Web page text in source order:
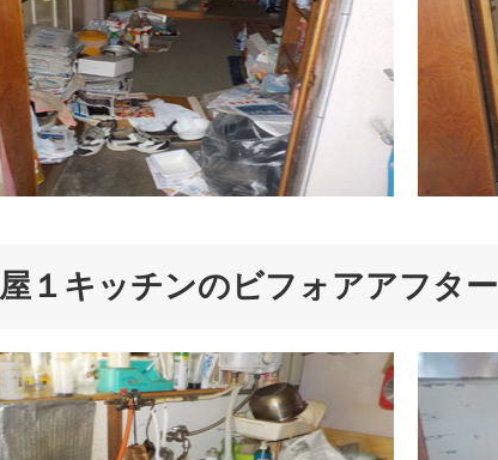
１キッチンのビフォアアフター